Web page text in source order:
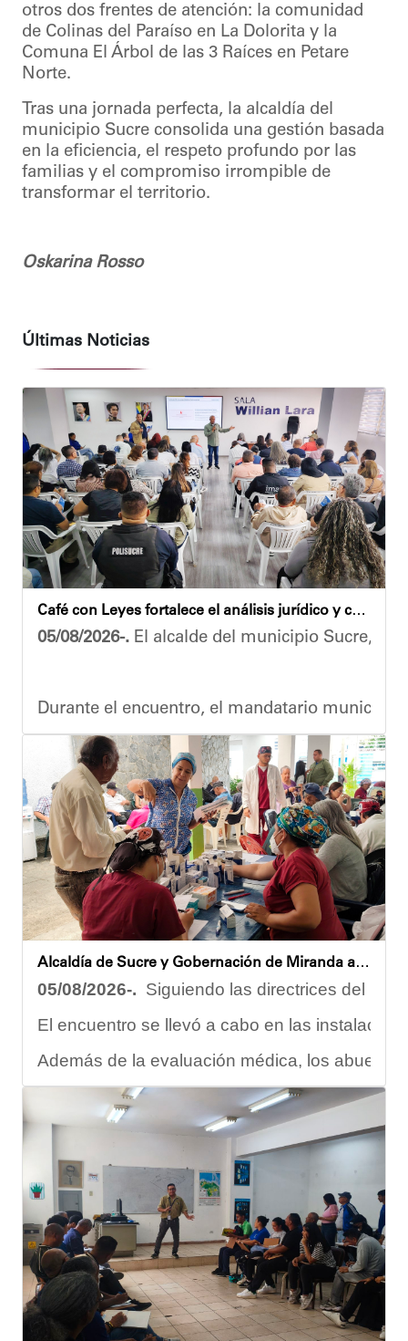
otros dos frentes de atención: la comunidad
de Colinas del Paraíso en La Dolorita y la
Comuna El Árbol de las 3 Raíces en Petare
Norte.
Tras una jornada perfecta, la alcaldía del
municipio Sucre consolida una gestión basada
en la eficiencia, el respeto profundo por las
familias y el compromiso irrompible de
transformar el territorio.
Oskarina Rosso
Últimas Noticias
Café con Leyes fortalece el análisis jurídico y constitucional en el municipio Sucre
05/08/2026-. El alcalde del municipio Sucre,
Durante el encuentro, el mandatario
Vladimir Blanco, abogado y participante
El programa "Café con Leyes" se consolida
Oskarina Rosso. Alcaldía de Sucre y Gobernación de Miranda atendieron a más de 100 adultos mayores en Petare
05/08/2026-. Siguiendo las directrices del
El encuentro se llevó a cabo en las
Además de la evaluación médica, los abuelos
Carmen Herrera, integrante activa de esta
“Tengo una excelente atención por parte del
Gracias al trabajo articulado de un equipo
Anyelimar Sierra.